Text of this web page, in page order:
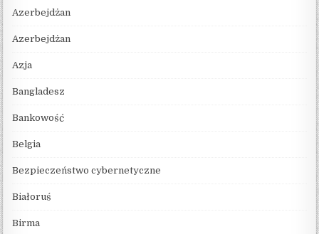
Azerbejdżan
Azerbejdżan
Azja
Bangladesz
Bankowość
Belgia
Bezpieczeństwo cybernetyczne
Białoruś
Birma